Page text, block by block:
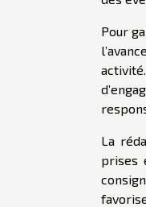
Pour
La
prises